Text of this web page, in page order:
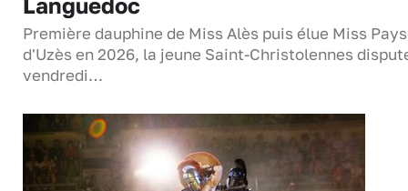
Première dauphine de Miss Alès puis élue Miss Pays
d'Uzès en 2026, la jeune Saint-Christolennes
vendredi…